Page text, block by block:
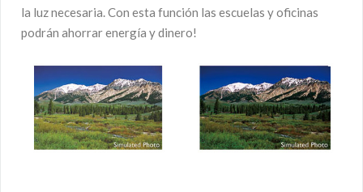
la luz necesaria. Con esta función las escuelas y oficinas
podrán ahorrar energía y dinero!